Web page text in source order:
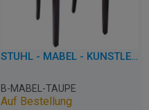
STUHL - MABEL - KUNSTLEDER
B-MABEL-TAUPE
Auf Bestellung